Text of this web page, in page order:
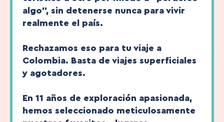
algo”, sin detenerse nunca para vivir
realmente el país.
Rechazamos eso para tu viaje a
Colombia. Basta de viajes superficiales
y agotadores.
En 11 años de exploración apasionada,
hemos seleccionado meticulosamente